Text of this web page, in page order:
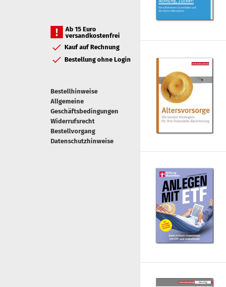
Ab 15 Euro
versandkostenfrei
Kauf auf Rechnung
Bestellung ohne Login
Bestellhinweise
Allgemeine
Geschäftsbedingungen
Widerrufsrecht
Bestellvorgang
Datenschutzhinweise